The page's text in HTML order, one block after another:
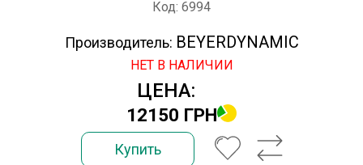
Код: 6994
Производитель: BEYERDYNAMIC
НЕТ В НАЛИЧИИ
ЦЕНА:
12150 ГРН
Купить